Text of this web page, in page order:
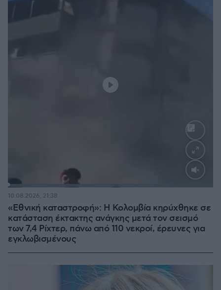
Loaded
«Εθνική καταστροφή»: Η Κολομβία κηρύχθηκε σε
κατάσταση έκτακτης ανάγκης μετά τον σεισμό
των 7,4 Ρίχτερ, πάνω από 110 νεκροί, έρευνες για
εγκλωβισμένους
10.08.2026, 21:38